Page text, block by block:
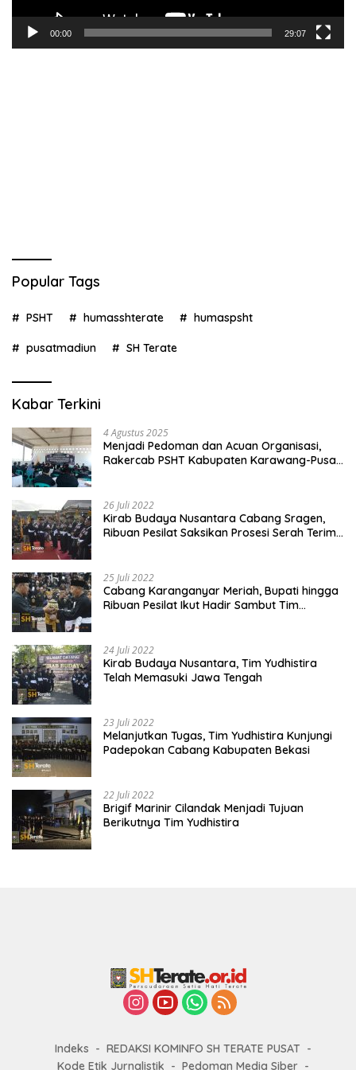
00:00 29:07
Popular Tags
PSHT humasshterate humaspsht
pusatmadiun SH Terate
Kabar Terkini
4 Agustus 2025
Menjadi Pedoman dan Acuan Organisasi,
Rakercab PSHT Kabupaten Karawang-Pusat
26 Juli 2022
Kirab Budaya Nusantara Cabang Sragen,
Ribuan Pesilat Saksikan Prosesi Serah Terima
25 Juli 2022
Cabang Karanganyar Meriah, Bupati hingga
Ribuan Pesilat Ikut Hadir Sambut Tim
24 Juli 2022
Kirab Budaya Nusantara, Tim Yudhistira
Telah Memasuki Jawa Tengah
23 Juli 2022
Melanjutkan Tugas, Tim Yudhistira Kunjungi
Padepokan Cabang Kabupaten Bekasi
22 Juli 2022
Brigif Marinir Cilandak Menjadi Tujuan
Berikutnya Tim Yudhistira
Indeks
REDAKSI KOMINFO SH TERATE PUSAT
Kode Etik Jurnalistik
Pedoman Media Siber